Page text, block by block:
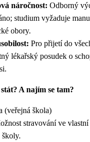
náročnost: Odborný
studium vyžaduje
obory.
Pro přijetí do
lékařský posudek o
A najím se tam?
(veřejná škola)
stravování ve
školy.